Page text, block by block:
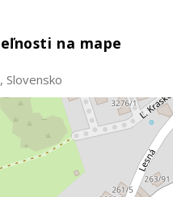
na mape
Slovensko